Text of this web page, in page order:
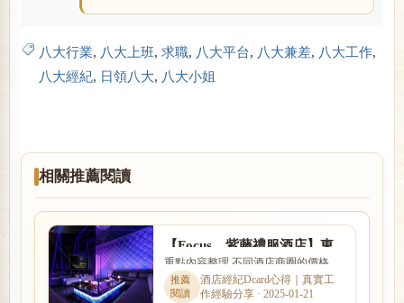
八大行業, 八大上班, 求職, 八大平台, 八大兼差, 八大工作,
八大經紀, 日領八大, 八大小姐
相關推薦閱讀
【Focus、紫藤禮服酒店】東
區酒店全新開幕求職兼差消費
喝酒均可
重點內容整理 不同酒店商圈的價格、
客群、交通與店型定位都有差異。本
文以「【Focus、紫藤禮服酒...
酒店經紀Dcard心得｜真實工
作經驗分享 · 2025-01-21